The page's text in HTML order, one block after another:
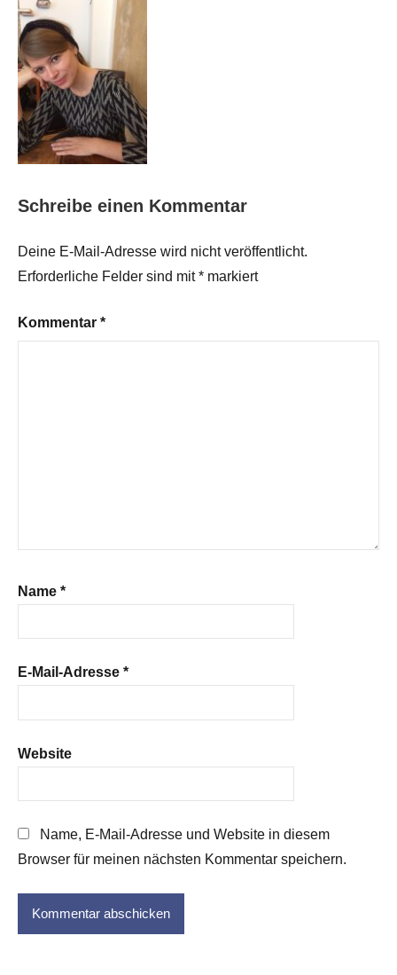
Schreibe einen Kommentar
Deine E-Mail-Adresse wird nicht veröffentlicht.
Erforderliche Felder sind mit* markiert
Kommentar *
Name *
E-Mail-Adresse *
Website
Name, E-Mail-Adresse und Website in diesem
Browser für meinen nächsten Kommentar speichern.